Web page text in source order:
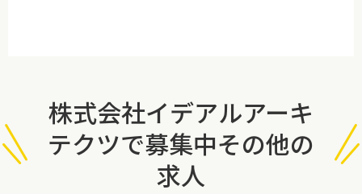
株式会社イデアルアーキ
テクツで募集中その他の
求人